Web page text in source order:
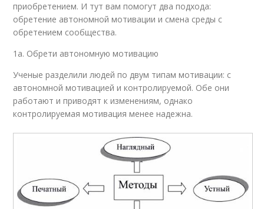
приобретением. И тут вам помогут два подхода:
обретение автономной мотивации и смена среды с
обретением сообщества.
1а. Обрети автономную мотивацию
Ученые разделили людей по двум типам мотивации: с
автономной мотивацией и контролируемой. Обе они
работают и приводят к изменениям, однако
контролируемая мотивация менее надежна.